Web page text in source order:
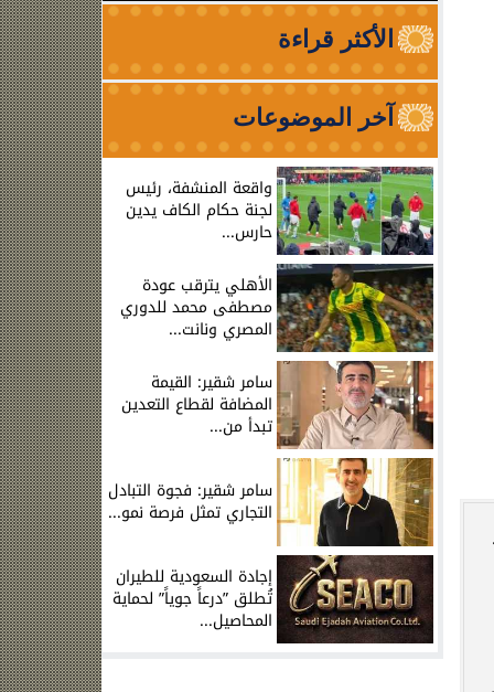
الأكثر قراءة
آخر الموضوعات
واقعة المنشفة، رئيس
لجنة حكام الكاف يدين
حارس...
الأهلي يترقب عودة
مصطفى محمد للدوري
المصري ونانت...
سامر شقير: القيمة
المضافة لقطاع التعدين
تبدأ من...
سامر شقير: فجوة التبادل
التجاري تمثل فرصة نمو...
إجادة السعودية للطيران
تُطلق ”درعاً جوياً” لحماية
المحاصيل...